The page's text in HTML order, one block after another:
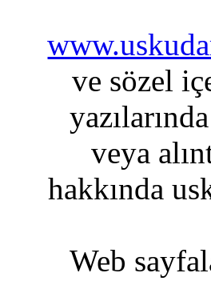
ve sözel
veya
hakkında
Web